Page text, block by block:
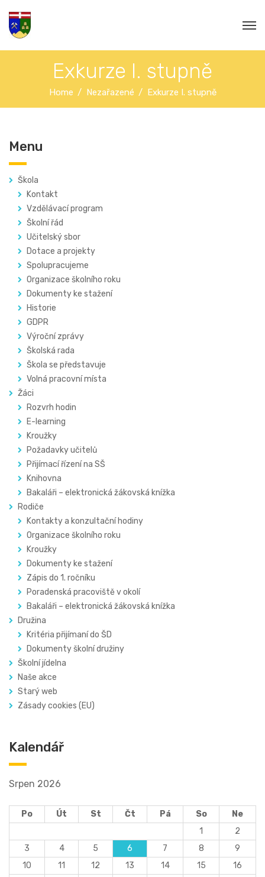
Exkurze I. stupně
Home Nezařazené Exkurze I. stupně
Menu
Škola
Kontakt
Vzdělávací program
Školní řád
Učitelský sbor
Dotace a projekty
Spolupracujeme
Organizace školního roku
Dokumenty ke stažení
Historie
GDPR
Výroční zprávy
Školská rada
Škola se představuje
Volná pracovní místa
Žáci
Rozvrh hodin
E-learning
Kroužky
Požadavky učitelů
Přijímací řízení na SŠ
Knihovna
Bakaláři – elektronická žákovská knížka
Rodiče
Kontakty a konzultační hodiny
Organizace školního roku
Kroužky
Dokumenty ke stažení
Zápis do 1. ročníku
Poradenská pracoviště v okolí
Bakaláři – elektronická žákovská knížka
Družina
Kritéria přijímaní do ŠD
Dokumenty školní družiny
Školní jídelna
Naše akce
Starý web
Zásady cookies (EU)
Kalendář
Srpen 2026
Po Út St Čt Pá So
Ne
1
2
3
4 5 6 7 8
9
10
11 12 13 14 15
16